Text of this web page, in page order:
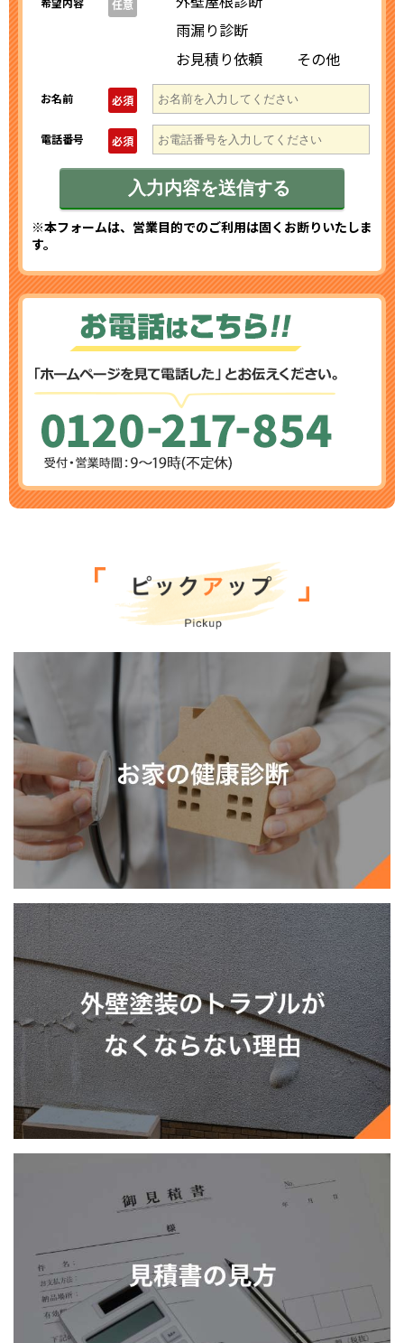
任意
雨漏り診断
お見積り依頼
その他
お名前 必須
電話番号 必須
※本フォームは、営業目的でのご利用は固くお断りいたしま
す。